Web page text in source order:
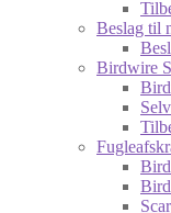
Beslag til
Birdwire